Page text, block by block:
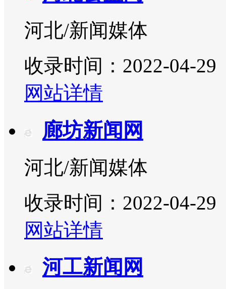
河北/新闻媒体
收录时间：2022-04-29
网站详情
廊坊新闻网
河北/新闻媒体
收录时间：2022-04-29
网站详情
河工新闻网